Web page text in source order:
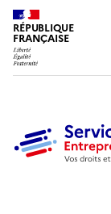
RÉPUBLIQUE
FRANÇAISE